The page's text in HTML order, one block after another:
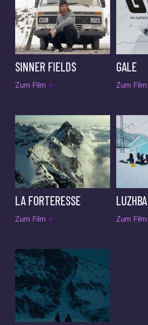
SINNER FIELDS
Zum Film
GALE
Zum Film
LA FORTERESSE
Zum Film
LUZHBA
Zum Film